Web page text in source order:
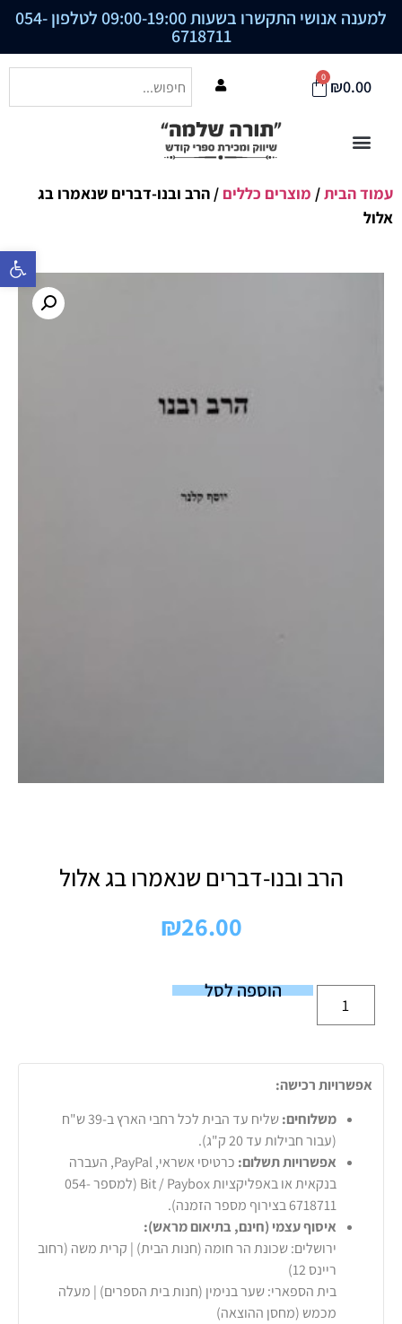
פתח סרגל
למענה אנושי התקשרו בשעות 09:00-19:00 לטלפון 054-
6718711
₪0.00
0
עמוד הבית/ מוצרים כללים / הרב ובנו-דברים שנאמרו בג
אלול
הרב ובנו-דברים שנאמרו בג אלול
₪26.00
הוספה לסל
אפשרויות רכישה:
משלוחים:
שליח עד הבית לכל רחבי הארץ ב-39 ש"ח
(עבור חבילות עד 20 ק"ג).
אפשרויות תשלום:
כרטיסי אשראי, PayPal, העברה
בנקאית או באפליקציות Bit / Paybox (למספר 054-
6718711 בצירוף מספר הזמנה).
איסוף עצמי (חינם, בתיאום מראש):
ירושלים: שכונת הר חומה (חנות הבית) | קרית משה (רחוב
ריינס 12)
בית הספארי: שער בנימין (חנות בית הספרים) | מעלה
מכמש (מחסן ההוצאה)